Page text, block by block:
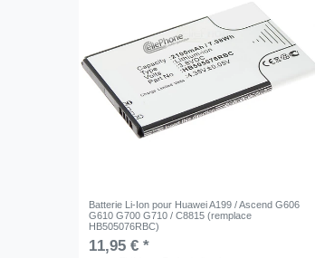
Batterie Li-Ion pour Huawei A199 / Ascend G606
G610 G700 G710 / C8815 (remplace
HB505076RBC)
11,95 € *